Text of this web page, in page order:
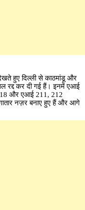
देखते हुए दिल्ली से काठमांडू और
रद्द कर दी गई हैं। इनमें एआई
और एआई 211, 212
नज़र बनाए हुए हैं और आगे